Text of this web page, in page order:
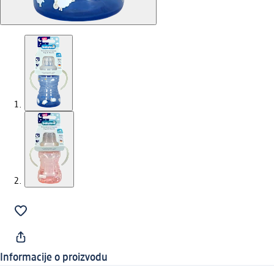
Informacije o proizvodu